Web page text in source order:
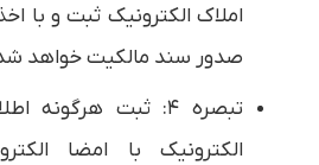
املاک الکترونیک ثبت و با
صدور سند مالکیت خواهد
تبصره ۴: ثبت هرگونه
الکترونیک با امضا